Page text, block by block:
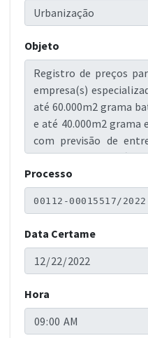
Objeto
Processo
Data Certame
Hora